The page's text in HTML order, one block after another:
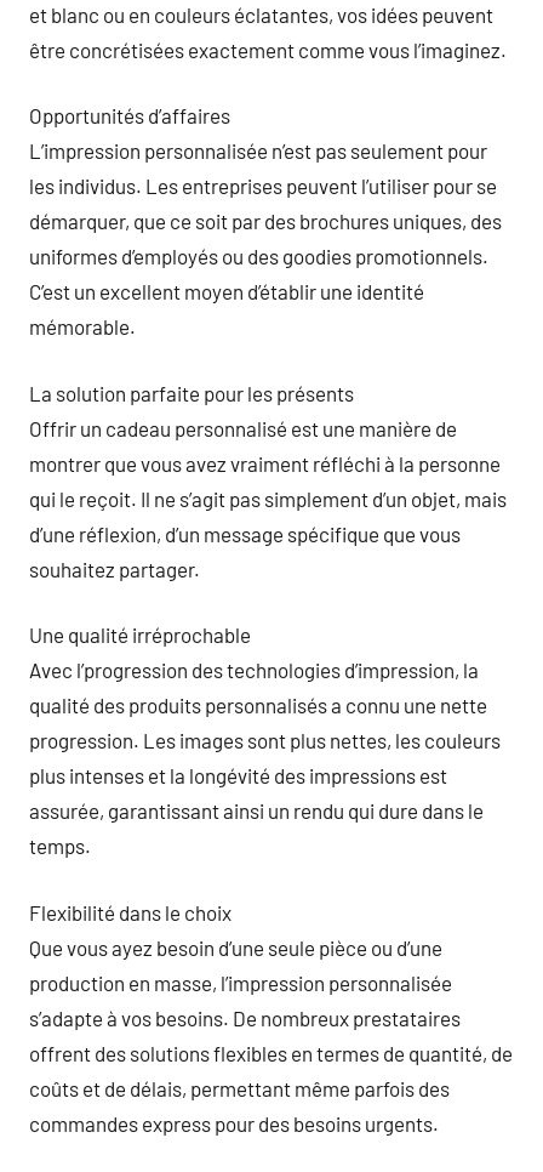
et blanc ou en couleurs éclatantes, vos idées peuvent
être concrétisées exactement comme vous l’imaginez.
Opportunités d’affaires
L’impression personnalisée n’est pas seulement pour
les individus. Les entreprises peuvent l’utiliser pour se
démarquer, que ce soit par des brochures uniques, des
uniformes d’employés ou des goodies promotionnels.
C’est un excellent moyen d’établir une identité
mémorable.
La solution parfaite pour les présents
Offrir un cadeau personnalisé est une manière de
montrer que vous avez vraiment réfléchi à la personne
qui le reçoit. Il ne s’agit pas simplement d’un objet, mais
d’une réflexion, d’un message spécifique que vous
souhaitez partager.
Une qualité irréprochable
Avec l’progression des technologies d’impression, la
qualité des produits personnalisés a connu une nette
progression. Les images sont plus nettes, les couleurs
plus intenses et la longévité des impressions est
assurée, garantissant ainsi un rendu qui dure dans le
temps.
Flexibilité dans le choix
Que vous ayez besoin d’une seule pièce ou d’une
production en masse, l’impression personnalisée
s’adapte à vos besoins. De nombreux prestataires
offrent des solutions flexibles en termes de quantité, de
coûts et de délais, permettant même parfois des
commandes express pour des besoins urgents.